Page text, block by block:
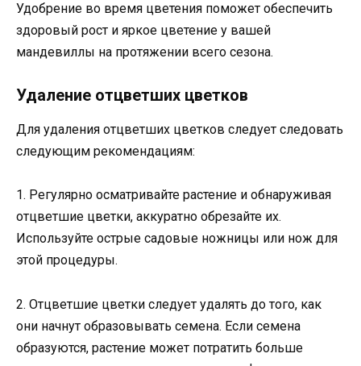
Удобрение во время цветения поможет обеспечить
здоровый рост и яркое цветение у вашей
мандевиллы на протяжении всего сезона.
Удаление отцветших цветков
Для удаления отцветших цветков следует следовать
следующим рекомендациям:
1. Регулярно осматривайте растение и обнаруживая
отцветшие цветки, аккуратно обрезайте их.
Используйте острые садовые ножницы или нож для
этой процедуры.
2. Отцветшие цветки следует удалять до того, как
они начнут образовывать семена. Если семена
образуются, растение может потратить больше